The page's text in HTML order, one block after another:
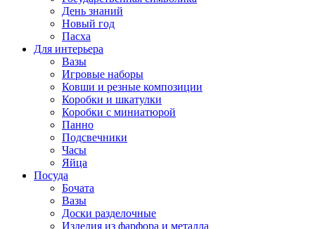
День знаний
Новый год
Пасха
Для интерьера
Вазы
Игровые наборы
Ковши и резные композиции
Коробки и шкатулки
Коробки с миниатюрой
Панно
Подсвечники
Часы
Яйца
Посуда
Бочата
Вазы
Доски разделочные
Изделия из фарфора и металла